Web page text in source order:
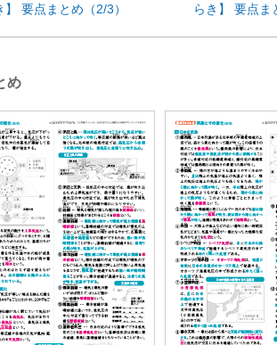
】 要点まとめ（2/3）
らき】 要点ま
め